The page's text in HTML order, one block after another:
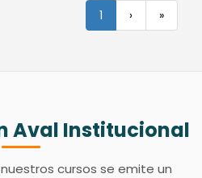
1 › »
Aval Institucional
cursos se emite un